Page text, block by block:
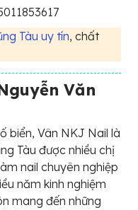
Tàu uy tín, chất
Văn
biển, Vân NKJ Nail là
Tàu được nhiều chị
nail chuyên nghiệp
năm kinh nghiệm
mang đến những